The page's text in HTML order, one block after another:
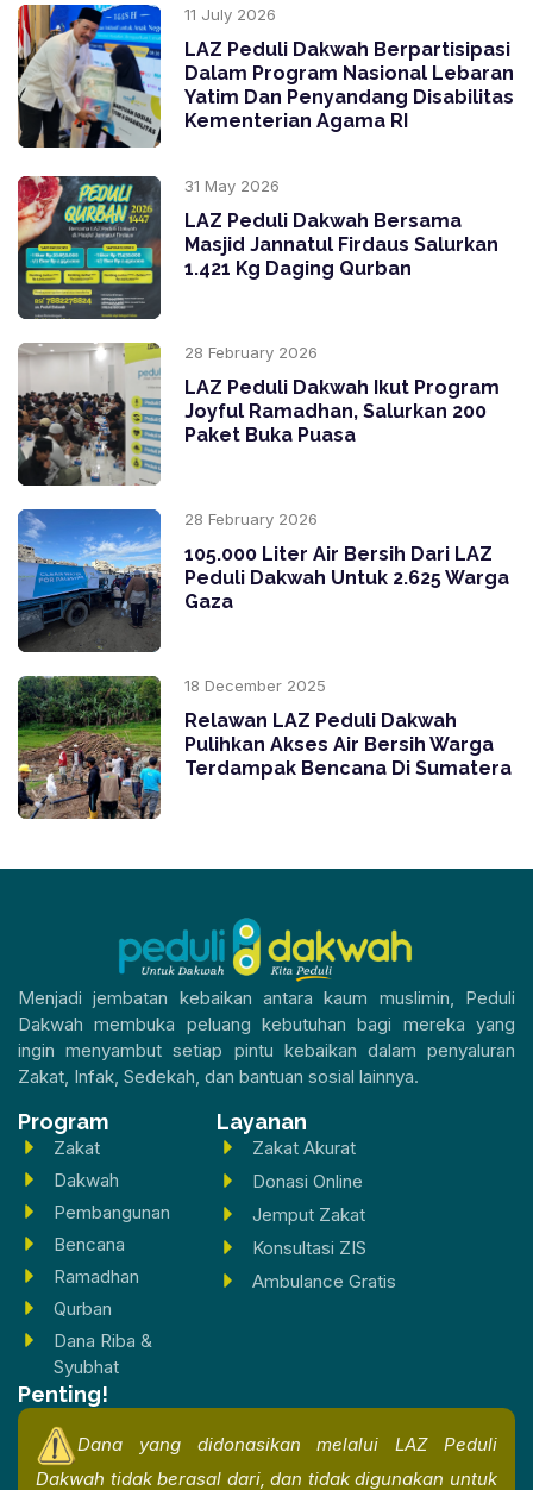
11 July 2026
LAZ Peduli Dakwah Berpartisipasi
Dalam Program Nasional Lebaran
Yatim Dan Penyandang Disabilitas
Kementerian Agama RI
31 May 2026
LAZ Peduli Dakwah Bersama
Masjid Jannatul Firdaus Salurkan
1.421 Kg Daging Qurban
28 February 2026
LAZ Peduli Dakwah Ikut Program
Joyful Ramadhan, Salurkan 200
Paket Buka Puasa
28 February 2026
105.000 Liter Air Bersih Dari LAZ
Peduli Dakwah Untuk 2.625 Warga
Gaza
18 December 2025
Relawan LAZ Peduli Dakwah
Pulihkan Akses Air Bersih Warga
Terdampak Bencana Di Sumatera
Menjadi jembatan kebaikan antara kaum muslimin, Peduli
Dakwah membuka peluang kebutuhan bagi mereka yang
ingin menyambut setiap pintu kebaikan dalam penyaluran
Zakat, Infak, Sedekah, dan bantuan sosial lainnya.
Program
Zakat
Dakwah
Pembangunan
Bencana
Ramadhan
Qurban
Dana Riba &
Syubhat
Layanan
Zakat Akurat
Donasi Online
Jemput Zakat
Konsultasi ZIS
Ambulance Gratis
Penting!
Dana yang didonasikan melalui LAZ Peduli
Dakwah tidak berasal dari, dan tidak digunakan untuk